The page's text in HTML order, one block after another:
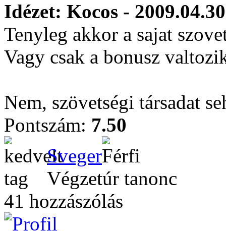
Idézet: Kocos -
Tenyleg akkor a sajat
Vagy csak a bonusz
Nem, szövetségi társadat
Pontszám: 7.50
Sveger
Végzetúr tanonc
41 hozzászólás